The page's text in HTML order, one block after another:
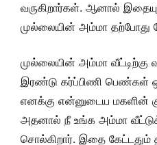
வருகிறார்கள். ஆனால்
முல்லையின் அம்மா தற்போது
முல்லையின் அம்மா வீட்டிற்கு
இரண்டு கர்ப்பிணி பெண்கள்
எனக்கு என்னுடைய மகளின்
அதனால் நீ உங்க அம்மா
சொல்கிறார். இதை